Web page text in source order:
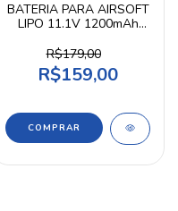
BATERIA PARA AIRSOFT
LIPO 11.1V 1200mAh
R$179,00
R$159,00